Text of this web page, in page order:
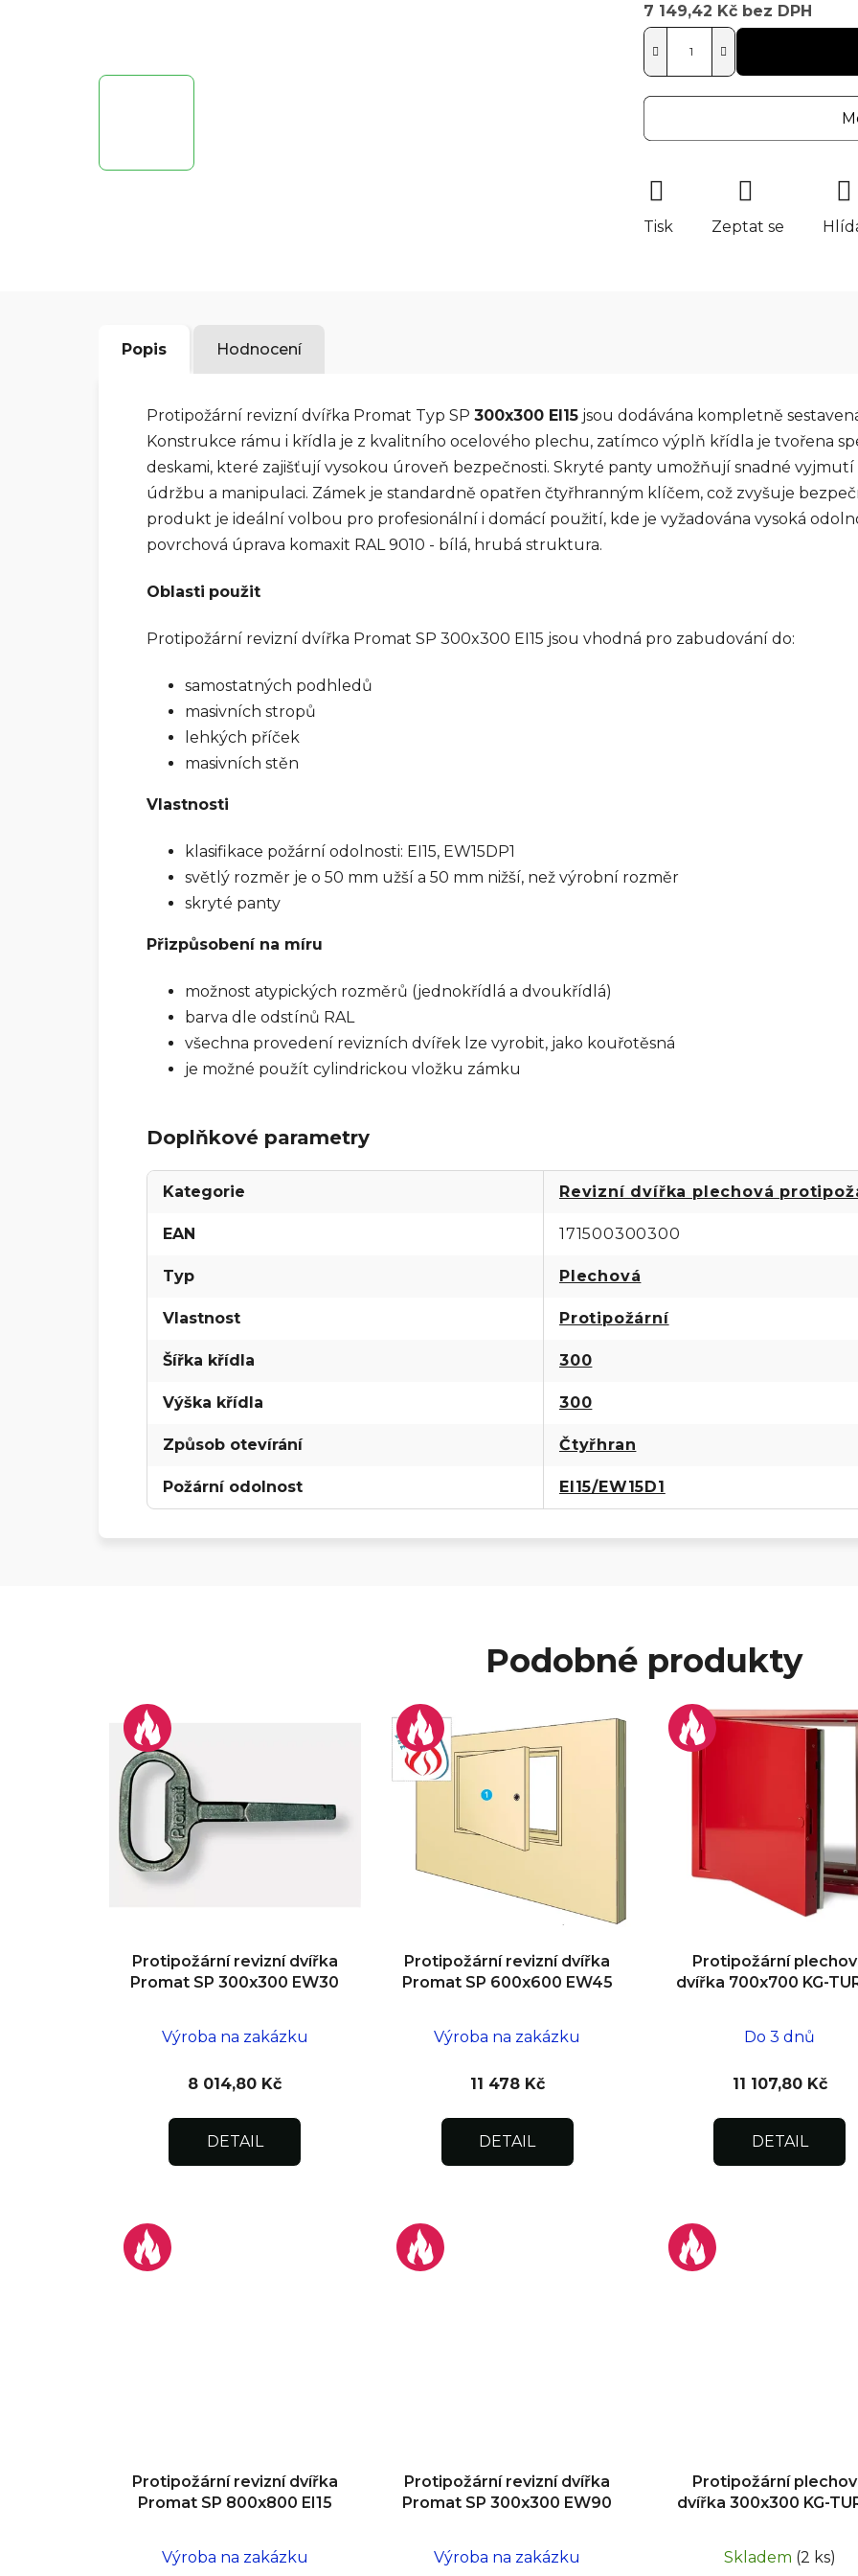
7 149,42 Kč bez DPH
Tisk Zeptat se
Popis Hodnocení
Protipožární revizní dvířka Promat Typ SP 300x300 EI15 jsou dodávána kompletně
Konstrukce rámu i křídla je z kvalitního ocelového plechu, zatímco výplň křídla je tvořena
deskami, které zajišťují vysokou úroveň bezpečnosti. Skryté panty umožňují snadné
údržbu a manipulaci. Zámek je standardně opatřen čtyřhranným klíčem, což zvyšuje
produkt je ideální volbou pro profesionální i domácí použití, kde je vyžadována vysoká
povrchová úprava komaxit RAL 9010 - bílá, hrubá struktura.
Oblasti použit
Protipožární revizní dvířka Promat SP 300x300 EI15 jsou vhodná pro zabudování do:
samostatných podhledů
masivních stropů
lehkých příček
masivních stěn
Vlastnosti
klasifikace požární odolnosti: EI15, EW15DP1
světlý rozměr je o 50 mm užší a 50 mm nižší, než výrobní rozměr
skryté panty
Přizpůsobení na míru
možnost atypických rozměrů (jednokřídlá a dvoukřídlá)
barva dle odstínů RAL
všechna provedení revizních dvířek lze vyrobit, jako kouřotěsná
je možné použít cylindrickou vložku zámku
Doplňkové parametry
Kategorie Revizní dvířka plechová
EAN 171500300300
Typ Plechová
Vlastnost Protipožární
Šířka křídla 300
Výška křídla 300
Způsob otevírání Čtyřhran
Požární odolnost EI15/EW15D1
Podobné produkty
Protipožární revizní dvířka
Promat SP 300x300 EW30
Výroba na zakázku
8 014,80 Kč
DETAIL
Protipožární revizní dvířka
Promat SP 600x600 EW45
Výroba na zakázku
11 478 Kč
DETAIL
Protipožární
dvířka 700x700 KG-
Do 3 dnů
11 107,80 Kč
DETAIL
Protipožární revizní dvířka
Promat SP 800x800 EI15
Výroba na zakázku
Protipožární revizní dvířka
Promat SP 300x300 EW90
Výroba na zakázku
Protipožární
dvířka 300x300 KG-
Skladem (2 ks)